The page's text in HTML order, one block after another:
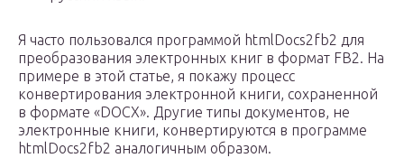
Я часто пользовался программой htmlDocs2fb2 для
преобразования электронных книг в формат FB2. На
примере в этой статье, я покажу процесс
конвертирования электронной книги, сохраненной
в формате «DOCX». Другие типы документов, не
электронные книги, конвертируются в программе
htmlDocs2fb2 аналогичным образом.